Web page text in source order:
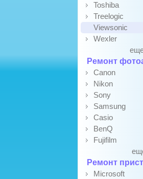
Toshiba
Treelogic
Viewsonic
Wexler
Ремонт
Canon
Nikon
Sony
Samsung
Casio
BenQ
Fujifilm
Ремонт
Microsoft